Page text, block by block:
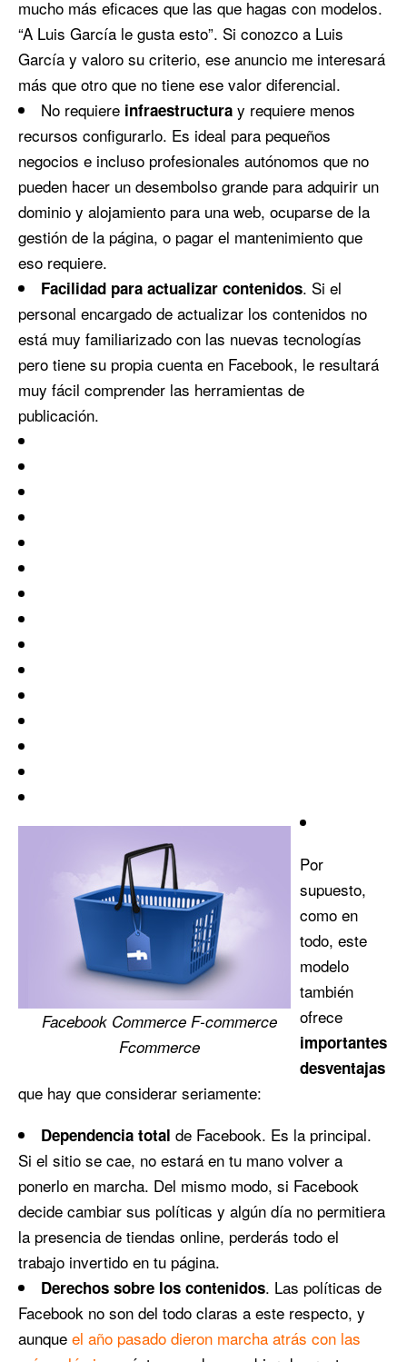
mucho más eficaces que las que hagas con modelos.
“A Luis García le gusta esto”. Si conozco a Luis
García y valoro su criterio, ese anuncio me interesará
más que otro que no tiene ese valor diferencial.
No requiere infraestructura y requiere menos
recursos configurarlo. Es ideal para pequeños
negocios e incluso profesionales autónomos que no
pueden hacer un desembolso grande para adquirir un
dominio y alojamiento para una web, ocuparse de la
gestión de la página, o pagar el mantenimiento que
eso requiere.
Facilidad para actualizar contenidos. Si el
personal encargado de actualizar los contenidos no
está muy familiarizado con las nuevas tecnologías
pero tiene su propia cuenta en Facebook, le resultará
muy fácil comprender las herramientas de
publicación.
Facebook Commerce F-commerce
Fcommerce
Por
supuesto,
como en
todo, este
modelo
también
ofrece
importantes
desventajas
que hay que considerar seriamente:
Dependencia total de Facebook. Es la principal.
Si el sitio se cae, no estará en tu mano volver a
ponerlo en marcha. Del mismo modo, si Facebook
decide cambiar sus políticas y algún día no permitiera
la presencia de tiendas online, perderás todo el
trabajo invertido en tu página.
Derechos sobre los contenidos. Las políticas de
Facebook no son del todo claras a este respecto, y
aunque el año pasado dieron marcha atrás con las